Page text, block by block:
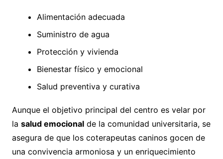
Alimentación adecuada
Suministro de agua
Protección y vivienda
Bienestar físico y emocional
Salud preventiva y curativa
Aunque el objetivo principal del centro es velar por
la salud emocionalde la comunidad universitaria, se
asegura de que los coterapeutas caninos gocen de
una convivencia armoniosa y un enriquecimiento